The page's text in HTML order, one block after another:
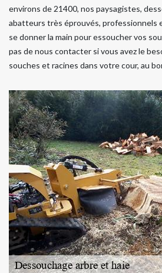
environs de 21400, nos paysagistes,
abatteurs très éprouvés, professionnels
se donner la main pour essoucher vos
pas de nous contacter si vous avez le
souches et racines dans votre cour, au